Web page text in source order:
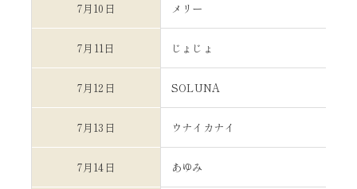
7月10日 メリー
7月11日 じょじょ
7月12日 SOLUNA
7月13日 ウナイカナイ
7月14日 あゆみ